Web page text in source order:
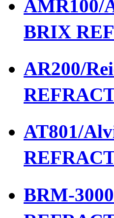
AMR100/
BRIX
AR200/
AT801/
BRM-